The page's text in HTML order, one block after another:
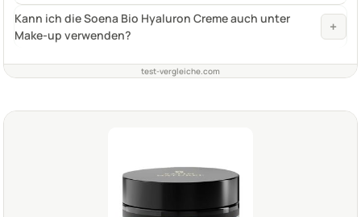
Kann ich die Soena Bio Hyaluron Creme auch unter
Make-up verwenden?
+
test-vergleiche.com